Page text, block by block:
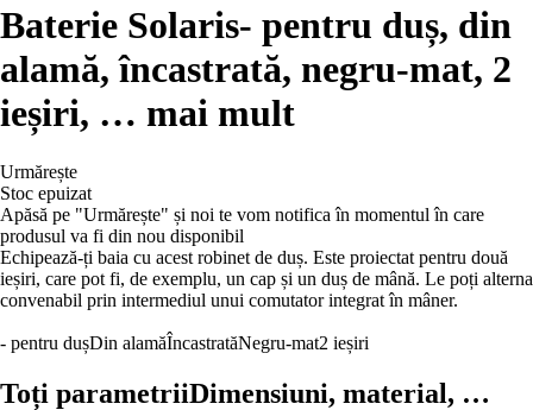
Baterie Solaris- pentru duș, din
alamă, încastrată, negru-mat, 2
ieșiri, … mai mult
Urmărește
Stoc epuizat
Apăsă pe "Urmărește" și noi te vom notifica în momentul în care
produsul va fi din nou disponibil
Echipează-ți baia cu acest robinet de duș. Este proiectat pentru două
ieșiri, care pot fi, de exemplu, un cap și un duș de mână. Le poți alterna
convenabil prin intermediul unui comutator integrat în mâner.
- pentru dușDin alamăÎncastratăNegru-mat2 ieșiri
Toți parametriiDimensiuni, material, …